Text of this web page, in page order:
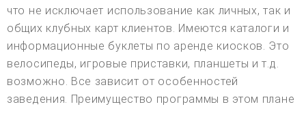
что не исключает использование как личных, так и
общих клубных карт клиентов. Имеются каталоги и
информационные буклеты по аренде киосков. Это
велосипеды, игровые приставки, планшеты и т.д.
возможно. Все зависит от особенностей
заведения. Преимущество программы в этом плане